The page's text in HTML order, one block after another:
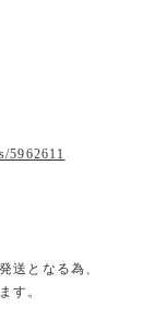
5962611
送となる為、
す。